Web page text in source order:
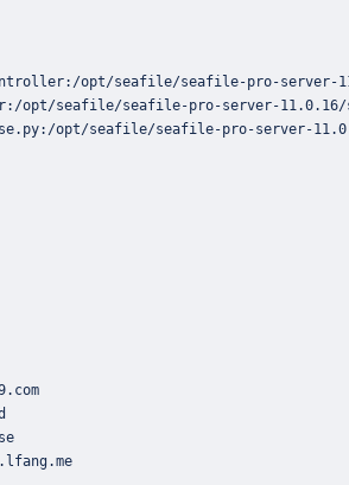
: /opt/seafile/seafile-pro-server-
: /opt/seafile/seafile-pro-server-
: /opt/seafile/seafile-pro-server-